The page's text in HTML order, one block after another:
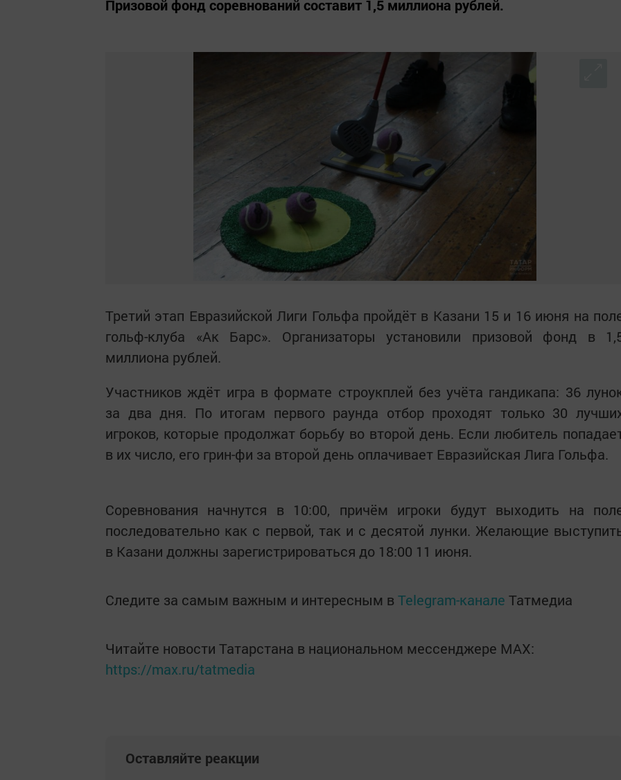
Призовой фонд соревнований составит 1,5 миллиона рублей.
Третий этап Евразийской Лиги Гольфа пройдёт в Казани 15 и 16 июня на
гольф-клуба «Ак Барс». Организаторы установили призовой фонд в
миллиона рублей.
Участников ждёт игра в формате строукплей без учёта гандикапа: 36
за два дня. По итогам первого раунда отбор проходят только 30
игроков, которые продолжат борьбу во второй день. Если любитель
в их число, его грин-фи за второй день оплачивает Евразийская Лига Гольфа.
Соревнования начнутся в 10:00, причём игроки будут выходить на
последовательно как с первой, так и с десятой лунки. Желающие
в Казани должны зарегистрироваться до 18:00 11 июня.
Следите за самым важным и интересным в Telegram-канале Татмедиа
Читайте новости Татарстана в национальном мессенджере MАХ:
https://max.ru/tatmedia
Оставляйте реакции